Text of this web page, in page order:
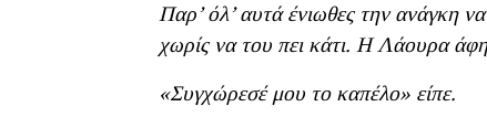
Παρ’ όλ’ αυτά ένιωθες την ανάγκη
χωρίς να του πει κάτι. Η Λάουρα
«Συγχώρεσέ μου το καπέλο» είπε.